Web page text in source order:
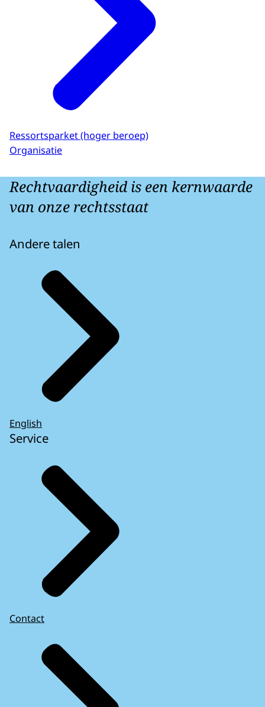
Ressortsparket (hoger beroep)
Organisatie
Rechtvaardigheid is een kernwaarde
van onze rechtsstaat
Andere talen
English
Service
Contact